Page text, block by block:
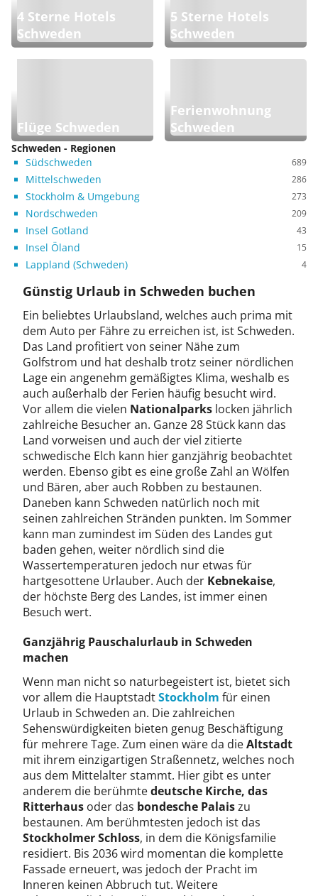
4 Sterne Hotels
Schweden
5 Sterne Hotels
Schweden
Flüge Schweden
Ferienwohnung
Schweden
Schweden - Regionen
Südschweden
689
Mittelschweden 286
Stockholm & Umgebung 273
Nordschweden 209
Insel Gotland 43
Insel Öland 15
Lappland (Schweden) 4
Günstig Urlaub in Schweden buchen
Ein beliebtes Urlaubsland, welches auch prima mit
dem Auto per Fähre zu erreichen ist, ist Schweden.
Das Land profitiert von seiner Nähe zum
Golfstrom und hat deshalb trotz seiner nördlichen
Lage ein angenehm gemäßigtes Klima, weshalb es
auch außerhalb der Ferien häufig besucht wird.
Vor allem die vielen Nationalparks locken jährlich
zahlreiche Besucher an. Ganze 28 Stück kann das
Land vorweisen und auch der viel zitierte
schwedische Elch kann hier ganzjährig beobachtet
werden. Ebenso gibt es eine große Zahl an Wölfen
und Bären, aber auch Robben zu bestaunen.
Daneben kann Schweden natürlich noch mit
seinen zahlreichen Stränden punkten. Im Sommer
kann man zumindest im Süden des Landes gut
baden gehen, weiter nördlich sind die
Wassertemperaturen jedoch nur etwas für
hartgesottene Urlauber. Auch der Kebnekaise,
der höchste Berg des Landes, ist immer einen
Besuch wert.
Ganzjährig Pauschalurlaub in Schweden
machen
Wenn man nicht so naturbegeistert ist, bietet sich
vor allem die HauptstadtStockholm für einen
Urlaub in Schweden an. Die zahlreichen
Sehenswürdigkeiten bieten genug Beschäftigung
für mehrere Tage. Zum einen wäre da dieAltstadt
mit ihrem einzigartigen Straßennetz, welches noch
aus dem Mittelalter stammt. Hier gibt es unter
anderem die berühmtedeutsche Kirche, das
Ritterhaus oder das bondesche Palaiszu
bestaunen. Am berühmtesten jedoch ist das
Stockholmer Schloss, in dem die Königsfamilie
residiert. Bis 2036 wird momentan die komplette
Fassade erneuert, was jedoch der Pracht im
Inneren keinen Abbruch tut. Weitere